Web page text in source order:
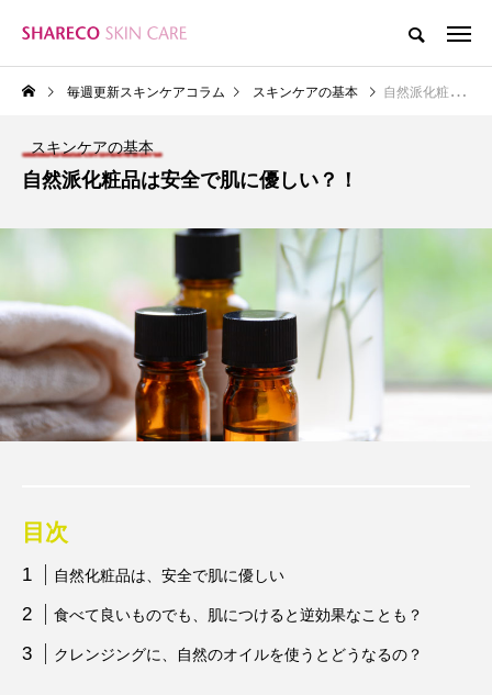
毎週更新スキンケアコラム スキンケアの基本 自然派化粧品は安全で肌に優しい？！
スキンケアの基本
自然派化粧品は安全で肌に優しい？！
目次
自然化粧品は、安全で肌に優しい
食べて良いものでも、肌につけると逆効果なことも？
クレンジングに、自然のオイルを使うとどうなるの？